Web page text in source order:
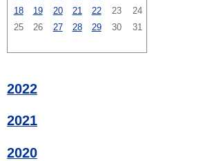
18
19 20 21 22 23
24
25
26 27 28 29 30 31
2022
2021
2020